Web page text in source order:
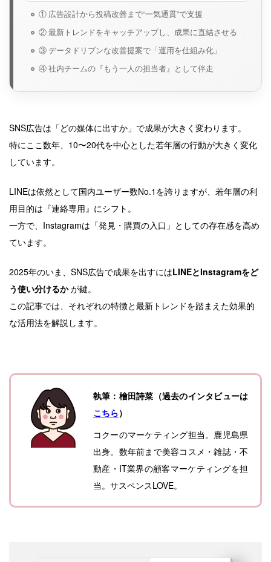
① 広告設計から投稿改善まで“一気通貫”で支援
② 最新トレンドをキャッチアップし、成果に直結させる
③ データドリブンな改善提案で「運用を仕組み化」
④ 社内チームの『もう一人の担当者』として伴走
SNS広告は「どの媒体に出すか」で成果が大きく変わります。
特にここ数年、10〜20代を中心とした若年層の行動が大きく変化
しています。
LINEは依然として国内ユーザー数No.1を誇りますが、若年層の利
用目的は『連絡専用』にシフト。
一方で、Instagramは「発見・購買の入口」としての存在感を高め
ています。
2025年のいま、SNS広告で成果を出すにはLINEとInstagramをど
う使い分けるかが鍵。
この記事では、それぞれの特徴と最新トレンドを踏まえた効果的
な活用法を解説します。
執筆：檜田詩菜（過去のインタビューは
こちら）
コクーのマーケティング担当。鹿児島県
出身。数年前まで美容コスメ・雑誌・不
動産・IT業界の顧客マーケティングを担
当。サスペンスLOVE。